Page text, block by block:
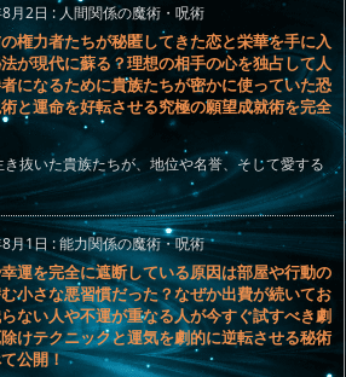
月2日 : 人間関係の魔術・呪術
権力者たちが秘匿してきた恋と栄華を手に入
が現代に蘇る？理想の相手の心を独占して人
になるために貴族たちが密かに使っていた恐
と運命を好転させる究極の願望成就術を完全
抜いた貴族たちが、地位や名誉、そして愛する
月1日 :能力関係の魔術・呪術
運を完全に遮断している原因は部屋や行動の
小さな悪習慣だった？なぜか出費が続いてお
ない人や不運が重なる人が今すぐ試すべき劇
けテクニックと運気を劇的に逆転させる秘術
公開！